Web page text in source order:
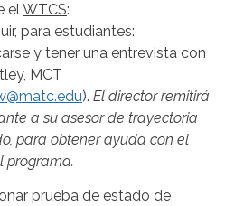
elWTCS:
para estudiantes:
y tener una entrevista con
MCT
). El director remitirá
a su asesor de trayectoria
para obtener ayuda con el
programa.
prueba de estado de